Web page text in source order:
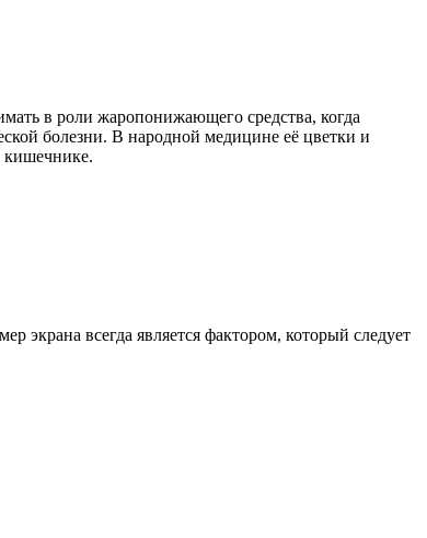
в роли жаропонижающего средства, когда
болезни. В народной медицине её цветки и
кишечнике.
экрана всегда является фактором, который следует